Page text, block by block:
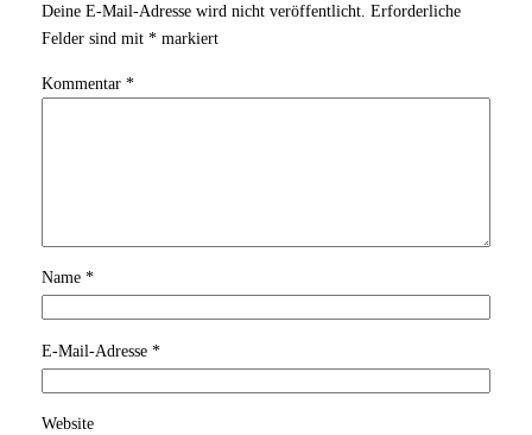
Deine E-Mail-Adresse wird nicht veröffentlicht. Erforderliche
Felder sind mit *markiert
Kommentar *
Name *
E-Mail-Adresse *
Website